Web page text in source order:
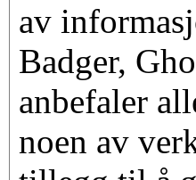
av
Badger,
anbefaler
noen av